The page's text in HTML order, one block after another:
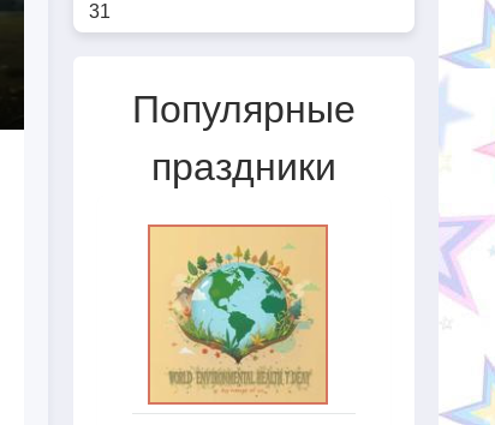
31
Популярные
праздники